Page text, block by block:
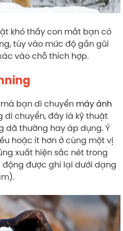
khó thấy con mắt bạn có
tùy vào mức độ gần gũi
vào chỗ thích hợp.
bạn di chuyển máy ảnh
di chuyển, đây là kỹ thuật
dã thường hay áp dụng. Ý
hoặc ít hơn ở cùng một vị
xuất hiện sắc nét trong
được ghi lại dưới dạng